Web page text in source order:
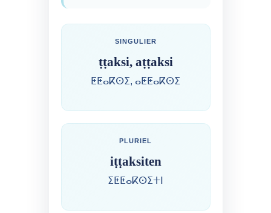
SINGULIER
ṭṭaksi, aṭṭaksi
ⵟⵟⴰⴽⵙⵉ, ⴰⵟⵟⴰⴽⵙⵉ
PLURIEL
iṭṭaksiten
ⵉⵟⵟⴰⴽⵙⵉⵜⵏ